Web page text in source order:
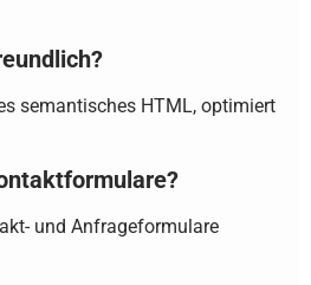
semantisches HTML, optimiert
und Anfrageformulare